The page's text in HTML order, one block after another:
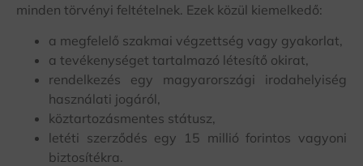
minden törvényi feltételnek. Ezek közül kiemelkedő:
a megfelelő szakmai végzettség vagy gyakorlat,
a tevékenységet tartalmazó létesítő okirat,
rendelkezés egy magyarországi irodahelyiség
használati jogáról,
köztartozásmentes státusz,
letéti szerződés egy 15 millió forintos vagyoni
biztosítékra.